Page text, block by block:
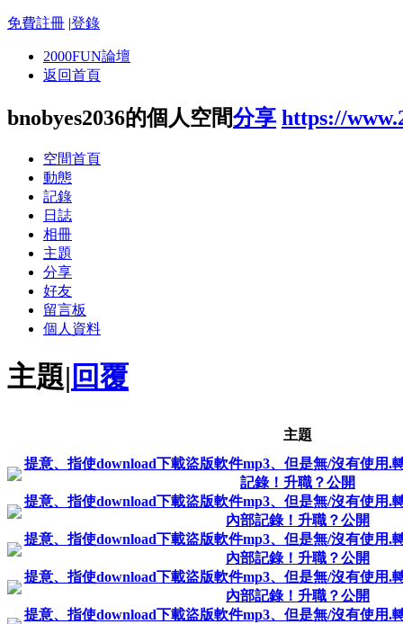
免費註冊 |登錄
2000FUN論壇
返回首頁
bnobyes2036的個人空間分享 https://
空間首頁
動態
記錄
日誌
相冊
主題
分享
好友
留言板
個人資料
主題| 回覆
主題
提意、指使download下載盜版軟件mp3、但是無/沒有使用.
記錄！升職？公開
提意、指使download下載盜版軟件mp3、但是無/沒有使用.
內部記錄！升職？公開
提意、指使download下載盜版軟件mp3、但是無/沒有使用.
內部記錄！升職？公開
提意、指使download下載盜版軟件mp3、但是無/沒有使用.
內部記錄！升職？公開
提意、指使download下載盜版軟件mp3、但是無/沒有使用.